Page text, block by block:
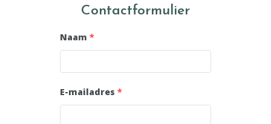
Contactformulier
Naam *
E-mailadres *